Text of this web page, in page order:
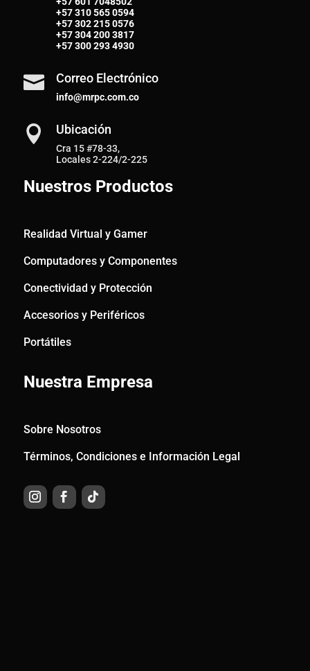
+57310 565 0594
+57302 215 0576
+57304 200 3817
+57300 293 4930
 Correo Electrónico
info@mrpc.com.co
 Ubicación
Cra 15 #78-33,
Locales 2-224/2-225
Nuestros Productos
Realidad Virtual y Gamer
Computadores y Componentes
Conectividad y Protección
Accesorios y Periféricos
Portátiles
Nuestra Empresa
Sobre Nosotros
Términos, Condiciones e Información Legal